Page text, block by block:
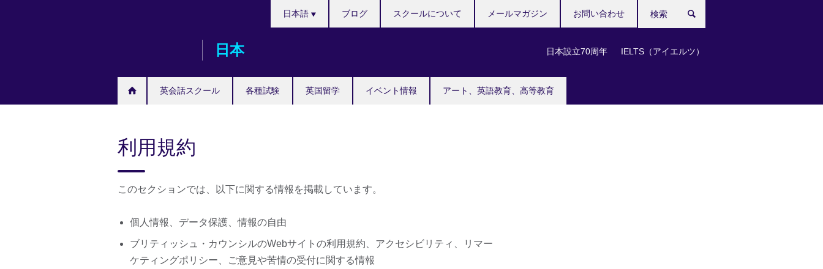
日本
英会話スクール 各種試験 英国留学 イベント情報 アート、英語教育、高等教育
Languages
日本語
日本設立70周年 IELTS（アイエルツ）
ブログ スクールについて メールマガジン お問い合わせ
索
利用規約
このセクションでは、以下に関する情報を掲載しています。
個人情報、データ保護、情報の自由
ブリティッシュ・カウンシルのWebサイトの利用規約、アクセシビリティ、リマー
ケティングポリシー、ご意見や苦情の受付に関する情報